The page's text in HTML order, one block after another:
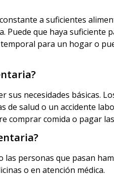
a suficientes
Puede que haya suficiente
para un hogar o
necesidades básicas.
de salud o un accidente
comprar comida o pagar
las personas que pasan
o en atención médica.